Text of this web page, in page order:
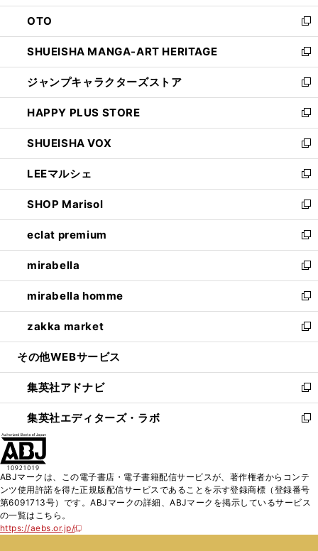
ウ
で
開
く
ン
ド
ウ
で
開
く
OTO
新
し
い
ウ
ィ
ン
ド
ウ
で
開
く
SHUEISHA MANGA-ART HERITAGE
新
し
い
ウ
ィ
ン
ド
ウ
で
開
く
ジャンプキャラクターズストア
新
し
い
ウ
ィ
ン
ド
ウ
で
開
く
HAPPY PLUS STORE
新
し
い
ウ
ィ
ン
ド
ウ
で
開
く
SHUEISHA VOX
新
し
い
ウ
ィ
ン
ド
ウ
で
開
く
LEEマルシェ
新
し
い
ウ
ィ
ン
ド
ウ
で
開
く
SHOP Marisol
新
し
い
ウ
ィ
ン
ド
ウ
で
開
eclat premium
新
し
い
ウ
ィ
ン
ド
ウ
開
く
mirabella
新
し
い
ウ
ィ
ン
ウ
で
開
く
mirabella homme
新
し
い
ウ
ン
ド
ウ
で
zakka market
新
し
ウ
ィ
ン
ド
く
その他WEBサービス
集英社アドナビ
新
し
い
ド
ウ
で
集英社エディターズ・ラボ
新
ィ
ン
ド
ABJマークは、この電子書店・電子書籍配信サービスが、著作権者からコンテ
ンツ使用許諾を得た正規版配信サービスであることを示す登録商標（登録番号
第6091713号）です。ABJマークの詳細、ABJマークを掲示しているサービス
の一覧はこちら。
https://aebs.or.jp/
新